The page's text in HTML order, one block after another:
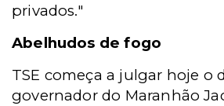
privados."
Abelhudos de fogo
TSE começa a julgar hoje o
governador do Maranhão